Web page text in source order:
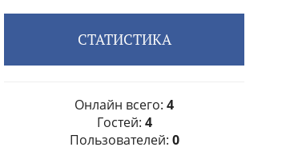
СТАТИСТИКА
Онлайн всего: 4
Гостей: 4
Пользователей: 0